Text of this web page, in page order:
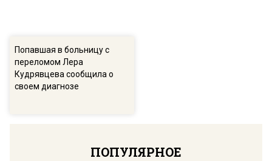
Попавшая в больницу с
переломом Лера
Кудрявцева сообщила о
своем диагнозе
ПОПУЛЯРНОЕ